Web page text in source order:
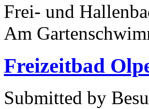
Frei- und
Am
Freizeitbad
Submitted by